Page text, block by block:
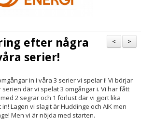
>
<
efter några
serier!
in i våra 3 serier vi spelar i! Vi börjar
där vi spelat 3 omgångar i. Vi har fått
2 segrar och 1 förlust där vi gjort lika
Lagen vi slagit är Huddinge och AIK men
Men vi är nöjda med starten.